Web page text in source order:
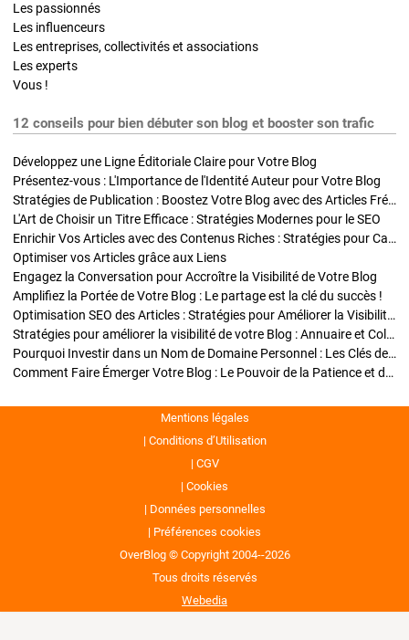
Les passionnés
Les influenceurs
Les entreprises, collectivités et associations
Les experts
Vous !
12 conseils pour bien débuter son blog et booster son trafic
Développez une Ligne Éditoriale Claire pour Votre Blog
Présentez-vous : L'Importance de l'Identité Auteur pour Votre Blog
Stratégies de Publication : Boostez Votre Blog avec des Articles Fréquents et Exclusifs
L'Art de Choisir un Titre Efficace : Stratégies Modernes pour le SEO
Enrichir Vos Articles avec des Contenus Riches : Stratégies pour Captiver et Optimiser
Optimiser vos Articles grâce aux Liens
Engagez la Conversation pour Accroître la Visibilité de Votre Blog
Amplifiez la Portée de Votre Blog : Le partage est la clé du succès !
Optimisation SEO des Articles : Stratégies pour Améliorer la Visibilité de Votre Blog
Stratégies pour améliorer la visibilité de votre Blog : Annuaire et Collaborations
Pourquoi Investir dans un Nom de Domaine Personnel : Les Clés de la Réussite de Votre Blog
Comment Faire Émerger Votre Blog : Le Pouvoir de la Patience et de la Persévérance
Mentions légales
Conditions d’Utilisation
CGV
Cookies
Données personnelles
Préférences cookies
OverBlog © Copyright 2004--2026
Tous droits réservés
Webedia